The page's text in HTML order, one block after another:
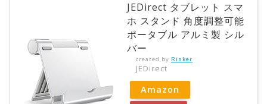
JEDirect タブレット スマ
ホ スタンド 角度調整可能
ポータブル アルミ製 シル
バー
created by Rinker
JEDirect
Amazon